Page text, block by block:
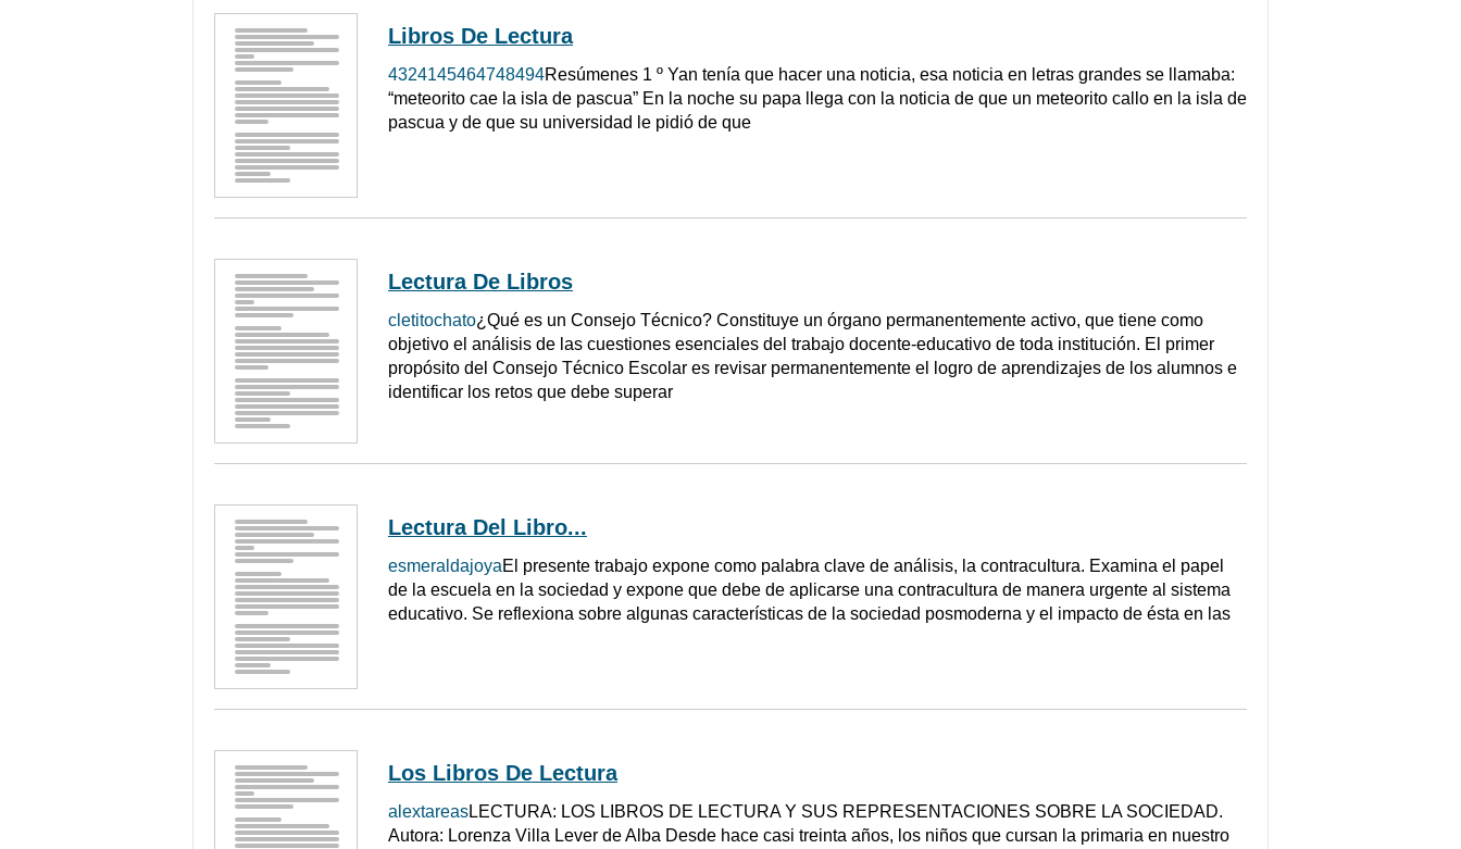
Libros De Lectura
4324145464748494Resúmenes 1 º Yan tenía que hacer una noticia, esa noticia en letras grandes se llamaba:
“meteorito cae la isla de pascua” En la noche su papa llega con la noticia de que un meteorito callo en la isla de
pascua y de que su universidad le pidió de que
Lectura De Libros
cletitochato¿Qué es un Consejo Técnico? Constituye un órgano permanentemente activo, que tiene como
objetivo el análisis de las cuestiones esenciales del trabajo docente-educativo de toda institución. El primer
propósito del Consejo Técnico Escolar es revisar permanentemente el logro de aprendizajes de los alumnos e
identificar los retos que debe superar
Lectura Del Libro...
esmeraldajoyaEl presente trabajo expone como palabra clave de análisis, la contracultura. Examina el papel
de la escuela en la sociedad y expone que debe de aplicarse una contracultura de manera urgente al sistema
educativo. Se reflexiona sobre algunas características de la sociedad posmoderna y el impacto de ésta en las
Los Libros De Lectura
alextareasLECTURA: LOS LIBROS DE LECTURA Y SUS REPRESENTACIONES SOBRE LA SOCIEDAD.
Autora: Lorenza Villa Lever de Alba Desde hace casi treinta años, los niños que cursan la primaria en nuestro